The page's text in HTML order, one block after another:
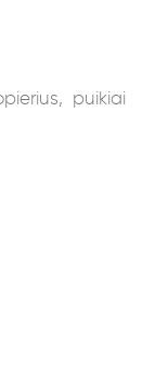
puikiai